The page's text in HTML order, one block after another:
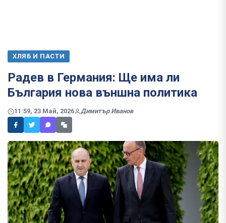
ХЛЯБ И ПАСТИ
Радев в Германия: Ще има ли
България нова външна политика
11:59, 23 Май, 2026 Димитър Иванов